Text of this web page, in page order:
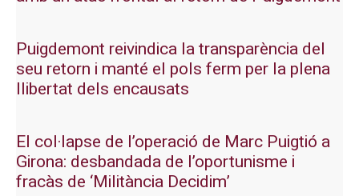
Puigdemont reivindica la transparència del
seu retorn i manté el pols ferm per la plena
llibertat dels encausats
El col·lapse de l’operació de Marc Puigtió a
Girona: desbandada de l’oportunisme i
fracàs de ‘Militància Decidim’